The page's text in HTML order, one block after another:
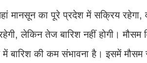
मानसून का पूरे प्रदेश में सक्रिय
लेकिन तेज बारिश नहीं होगी।
बारिश की कम संभावना है। इसमें मौसम